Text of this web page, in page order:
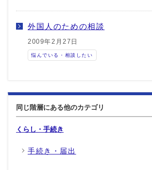
外国人のための相談
2009年2月27日
悩んでいる・相談したい
同じ階層にある他のカテゴリ
くらし・手続き
手続き・届出